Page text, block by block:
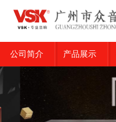
公司简介 产品展示